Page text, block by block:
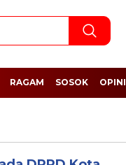
RAGAM SOSOK OPINI